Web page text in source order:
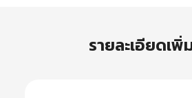
รายละเอียดเพิ่